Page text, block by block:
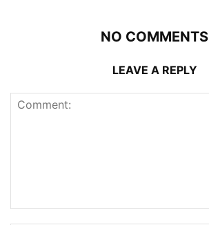
NO COMMENTS
LEAVE A REPLY